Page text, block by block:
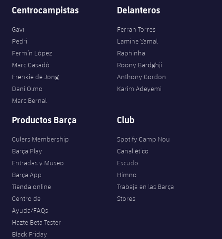
Centrocampistas
Gavi
Pedri
Fermín López
Marc Casadó
Frenkie de Jong
Dani Olmo
Marc Bernal
Delanteros
Ferran Torres
Lamine Yamal
Raphinha
Roony Bardghji
Anthony Gordon
Karim Adeyemi
Productos Barça
Culers Membership
Barça Play
Entradas y Museo
Barça App
Tienda online
Centro de
Ayuda/FAQs
Hazte Beta Tester
Black Friday
Club
Spotify Camp Nou
Canal ético
Escudo
Himno
Trabaja en las Barça
Stores